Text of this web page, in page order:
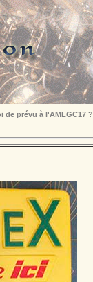
de prévu à l'AMLGC17 ?